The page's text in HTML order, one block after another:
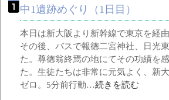
中1遺跡めぐり（1日目）
本日は新大阪より新幹線で東京を経
その後、バスで報徳二宮神社、日光
た。尊徳翁終焉の地にてその功績を
た。生徒たちは非常に元気よく、新
ゼロ。5分前行動…続きを読む